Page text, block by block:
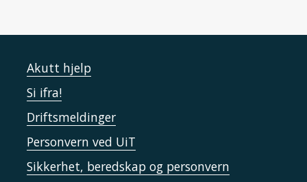
Akutt hjelp
Si ifra!
Driftsmeldinger
Personvern ved UiT
Sikkerhet, beredskap og personvern